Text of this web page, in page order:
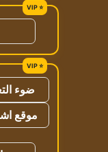
ضوء
موقع